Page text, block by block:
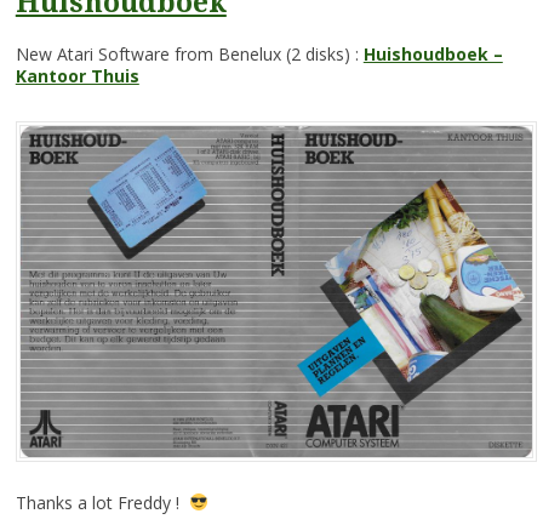
New Atari Software from Benelux (2 disks) : Huishoudboek –
Kantoor Thuis
Thanks a lot Freddy !